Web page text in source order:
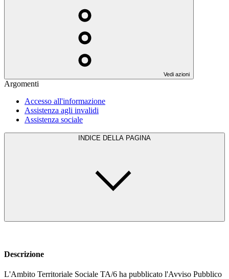
Vedi azioni
Argomenti
Accesso all'informazione
Assistenza agli invalidi
Assistenza sociale
INDICE DELLA PAGINA
Descrizione
L'Ambito Territoriale Sociale TA/6 ha pubblicato l'Avviso Pubblico